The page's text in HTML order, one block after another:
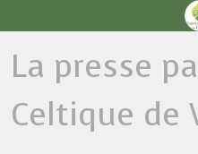
La presse
Celtique de